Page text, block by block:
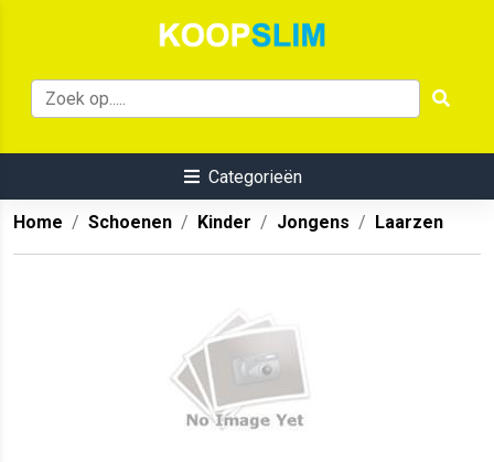
Categorieën
Home Schoenen Kinder Jongens Laarzen